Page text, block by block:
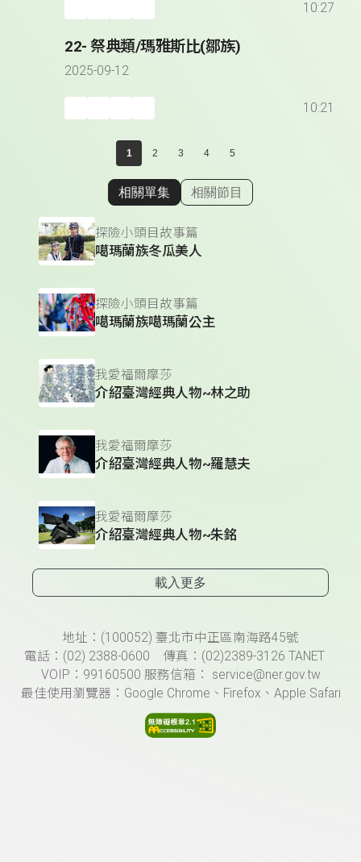
10:27
22- 祭典類/瑪雅斯比(鄒族)
2025-09-12
10:21
1 2 3 4 5
顯示相關單集
相關單集 相關節目
探險小頭目故事篇
噶瑪蘭族冬瓜美人
探險小頭目故事篇
噶瑪蘭族噶瑪蘭公主
我愛福爾摩莎
介紹臺灣經典人物~林之助
我愛福爾摩莎
介紹臺灣經典人物~羅慧夫
我愛福爾摩莎
介紹臺灣經典人物~朱銘
載入更多
頁尾資訊地址：(100052) 臺北市中正區南海路45號
電話：(02) 2388-0600 傳真：(02)2389-3126 TANET
VOIP：99160500 服務信箱： service@ner.gov.tw
最佳使用瀏覽器：Google Chrome、Firefox、Apple Safari